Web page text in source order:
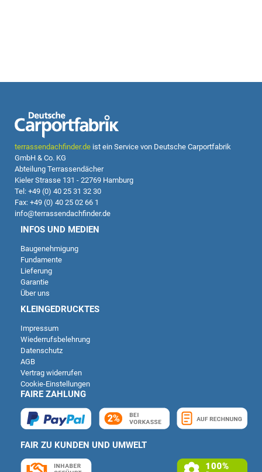
terrassendachfinder.de ist ein Service von Deutsche Carportfabrik
GmbH & Co. KG
Abteilung Terrassendächer
Kieler Strasse 131 - 22769 Hamburg
Tel: +49 (0) 40 25 31 32 30
Fax: +49 (0) 40 25 02 66 1
info@terrassendachfinder.de
INFOS UND MEDIEN
Baugenehmigung
Fundamente
Lieferung
Garantie
Über uns
KLEINGEDRUCKTES
Impressum
Wiederrufsbelehrung
Datenschutz
AGB
Vertrag widerrufen
Cookie-Einstellungen
FAIRE ZAHLUNG
FAIR ZU KUNDEN UND UMWELT